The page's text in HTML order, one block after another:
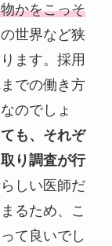
かをこっそ
世界など狭
ます。採用
での働き方
のでしょ
も、それぞ
り調査が行
しい医師だ
るため、こ
て良いでし